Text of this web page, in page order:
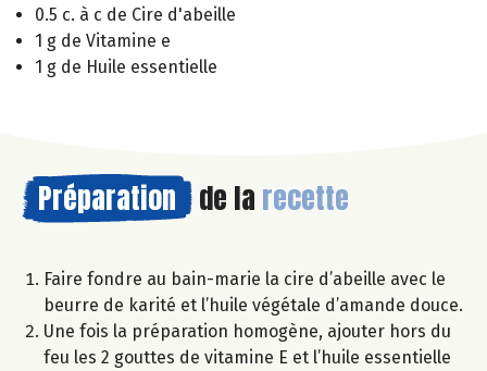
0.5 c. à c de Cire d'abeille
1 g de Vitamine e
1 g de Huile essentielle
Préparation de la recette
Faire fondre au bain-marie la cire d’abeille avec le
beurre de karité et l’huile végétale d’amande douce.
Une fois la préparation homogène, ajouter hors du
feu les 2 gouttes de vitamine E et l’huile essentielle